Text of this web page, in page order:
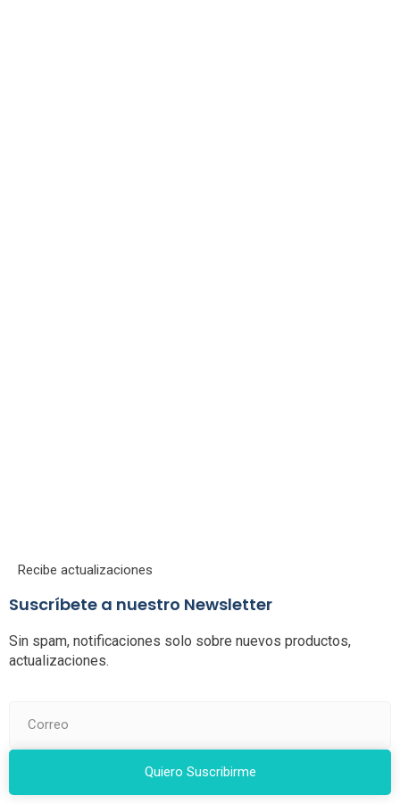
Recibe actualizaciones
Suscríbete a nuestro Newsletter
Sin spam, notificaciones solo sobre nuevos productos,
actualizaciones.
Quiero Suscribirme